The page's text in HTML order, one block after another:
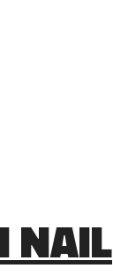
NAIL